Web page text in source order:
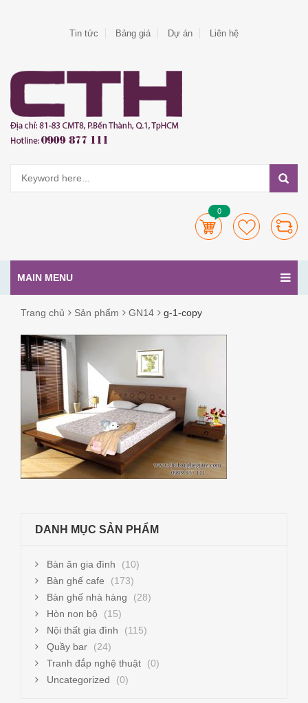
Tin tức Bảng giá Dự án Liên hệ
0
MAIN MENU
Trang chủ Sản phẩm GN14 g-1-copy
G-
1-
COPY
DANH MỤC SẢN PHẨM
Bàn ăn gia đình
(10)
Bàn ghế cafe
(173)
Bàn ghế nhà hàng
(28)
Hòn non bộ
(15)
Nội thất gia đình
(115)
Quầy bar
(24)
Tranh đắp nghệ thuật
(0)
Uncategorized
(0)